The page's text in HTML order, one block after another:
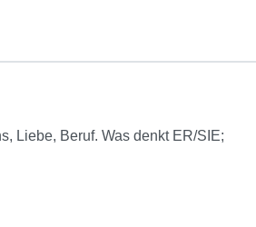
Liebe, Beruf. Was denkt ER/SIE;